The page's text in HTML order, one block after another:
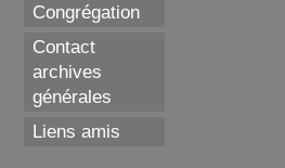
Congrégation
Contact
archives
générales
Liens amis